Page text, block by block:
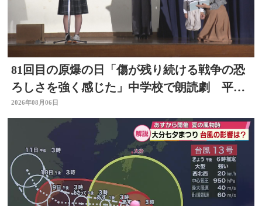
81回目の原爆の日「傷が残り続ける戦争の恐
ろしさを強く感じた」中学校で朗読劇 平和
の大切さ学ぶ 大分
2026年08月06日